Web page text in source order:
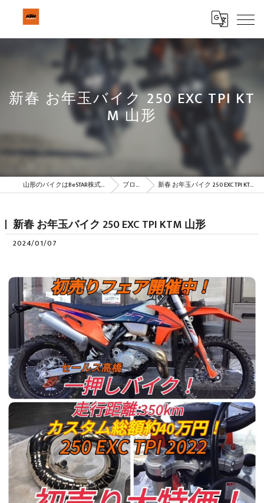
新春 お年玉バイク 250 EXC TPI KT
M 山形
山形のバイクはBeSTAR株式会社 ブログ 新春 お年玉バイク 250 EXC TPI KTM 山形
新春 お年玉バイク 250 EXC TPI KTM 山形
2024/01/07